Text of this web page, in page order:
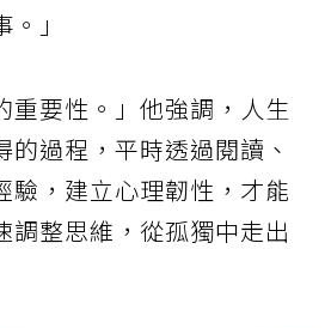
」
重要性。」他強調，人生
過程，平時透過閱讀、
驗，建立心理韌性，才能
調整思維，從孤獨中走出